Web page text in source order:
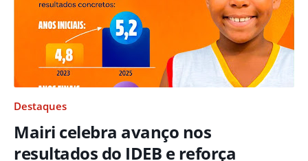
Destaques
Mairi celebra avanço nos
resultados do IDEB e reforça